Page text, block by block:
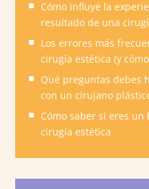
Cómo influye la
resultado de una
Los errores más
cirugía estética (y
Qué preguntas debes
con un cirujano
Cómo saber si eres
cirugía estética